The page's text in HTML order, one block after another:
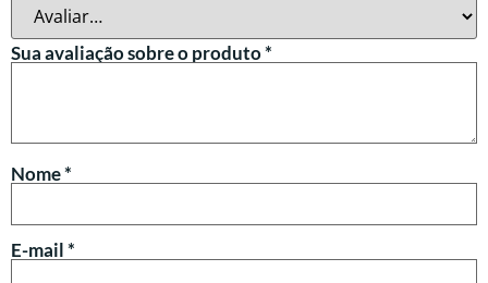
Sua avaliação sobre o produto*
Nome*
E-mail*